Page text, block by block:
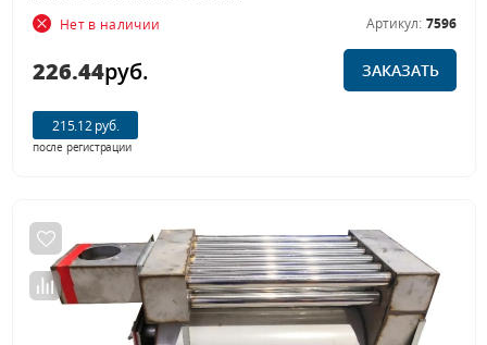
Нет в наличии
Артикул: 7596
226.44руб. ЗАКАЗАТЬ
215.12 руб.
после регистрации